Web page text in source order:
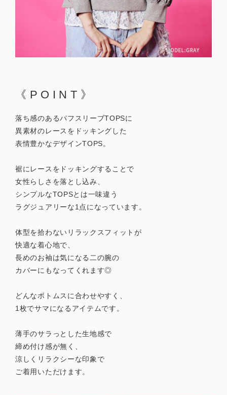
《POINT》
落ち感のあるパフスリーブTOPSに
異素材のレースをドッキングした
表情豊かなデザインTOPS。
裾にレースをドッキングすることで
女性らしさを落とし込み、
シンプルなTOPSとは一味違う
ラグジュアリーな1点になっています。
体型を拾わないリラックスフィットが
快適な着心地で、
長めのお袖は気になる二の腕の
カバーにもなってくれます◎
どんなボトムスに合わせやすく、
1枚でサマになるアイテムです。
薄手のサラっとした生地感で
締め付け感が無く、
涼しくリラクシーな印象で
ご着用いただけます。